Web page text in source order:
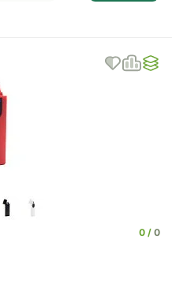
0
0